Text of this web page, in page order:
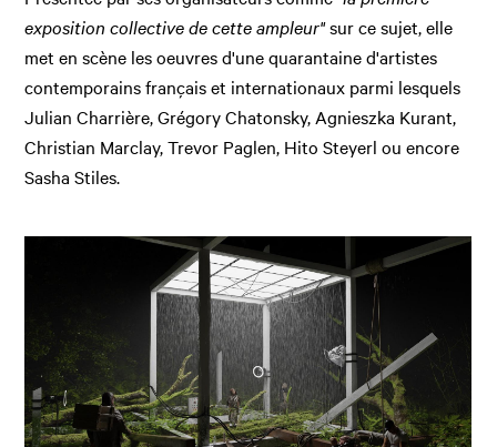
exposition collective de cette ampleur"sur ce sujet, elle
met en scène les oeuvres d'une quarantaine d'artistes
contemporains français et internationaux parmi lesquels
Julian Charrière, Grégory Chatonsky, Agnieszka Kurant,
Christian Marclay, Trevor Paglen, Hito Steyerl ou encore
Sasha Stiles.